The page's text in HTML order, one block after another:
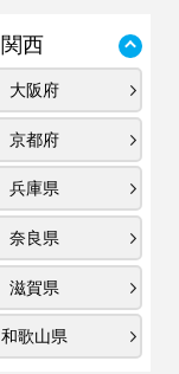
関西
大阪府
京都府
兵庫県
奈良県
滋賀県
和歌山県